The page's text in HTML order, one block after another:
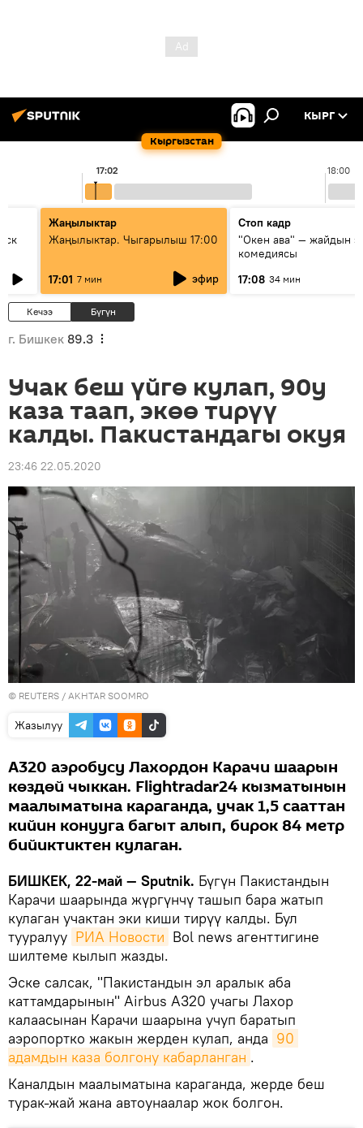
Кыргызстан
КЫРГ
18:00
17:02
Жаңылыктар
Жаңылыктар. Чыгарылыш 17:00
17:01 7 мин эфир
Стоп кадр
"Окен ава" — жайдын
комедиясы
17:08 34 мин
Кечээ Бүгүн
г. Бишкек 89.3
Учак беш үйгө кулап, 90у
каза таап, экөө тирүү
калды. Пакистандагы окуя
23:46 22.05.2020
© REUTERS / AKHTAR SOOMRO
Жазылуу
А320 аэробусу Лахордон Карачи шаарын
көздөй чыккан. Flightradar24 кызматынын
маалыматына караганда, учак 1,5 сааттан
кийин конууга багыт алып, бирок 84 метр
бийиктиктен кулаган.
БИШКЕК, 22-май — Sputnik. Бүгүн Пакистандын
Карачи шаарында жүргүнчү ташып бара жатып
кулаган учактан эки киши тирүү калды. Бул
тууралуу РИА Новости Bol news агенттигине
шилтеме кылып жазды.
Эске салсак, "Пакистандын эл аралык аба
каттамдарынын" Airbus A320 учагы Лахор
калаасынан Карачи шаарына учуп баратып
аэропортко жакын жерден кулап, анда 90
адамдын каза болгону кабарланган .
Каналдын маалыматына караганда, жерде беш
турак-жай жана автоунаалар жок болгон.